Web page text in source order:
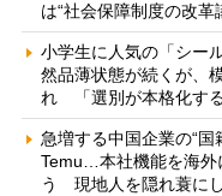
は“社会保障制度の改革
小学生に人気の「シー
然品薄状態が続くが、
れ 「選別が本格化する
急増する中国企業の“
Temu…本社機能を海外
う 現地人を隠れ蓑に